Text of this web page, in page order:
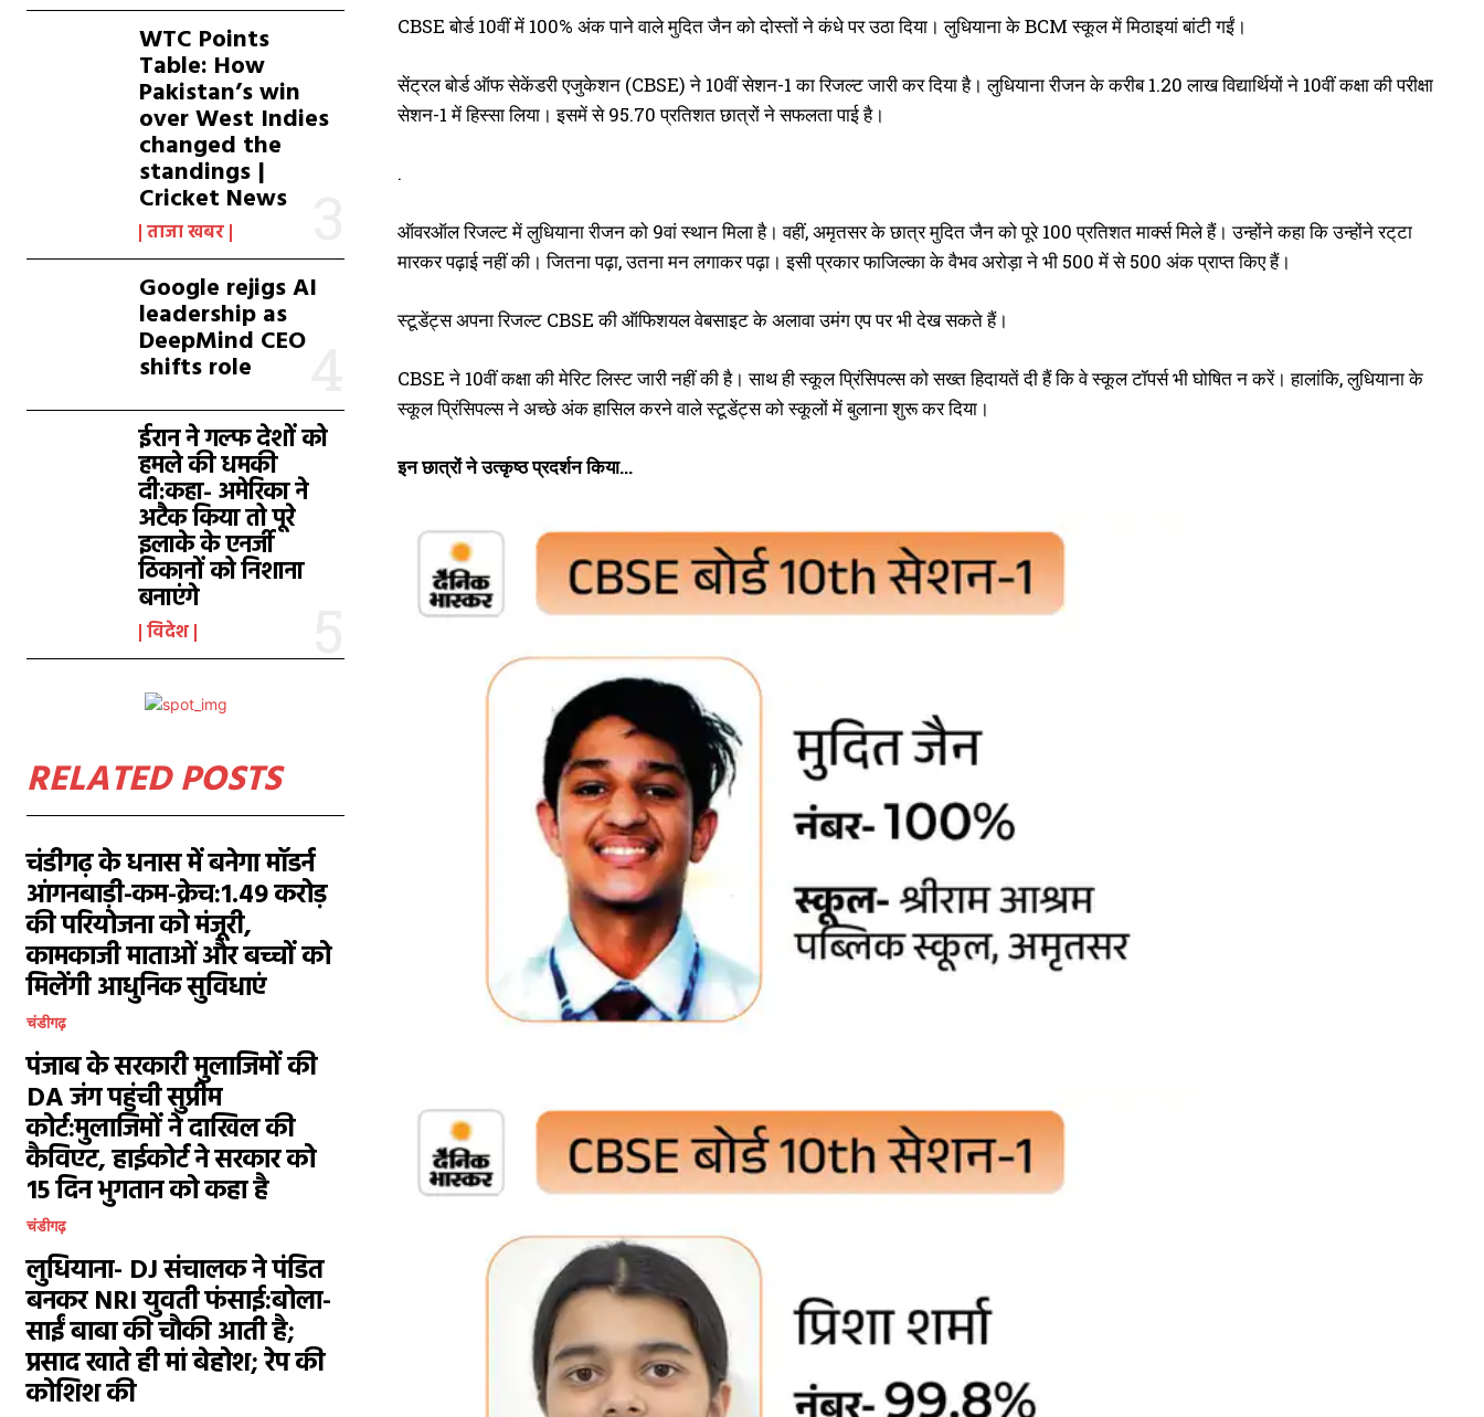
WTC Points
Table: How
Pakistan’s win
over West Indies
changed the
standings |
Cricket News
ताजा खबर
Google rejigs AI
leadership as
DeepMind CEO
shifts role
ईरान ने गल्फ देशों को
हमले की धमकी
दी:कहा- अमेरिका ने
अटैक किया तो पूरे
इलाके के एनर्जी
ठिकानों को निशाना
बनाएंगे
विदेश
RELATED POSTS
चंडीगढ़ के धनास में बनेगा मॉडर्न
आंगनबाड़ी-कम-क्रेच:1.49 करोड़
की परियोजना को मंजूरी,
कामकाजी माताओं और बच्चों को
मिलेंगी आधुनिक सुविधाएं
चंडीगढ़
पंजाब के सरकारी मुलाजिमों की
DA जंग पहुंची सुप्रीम
कोर्ट:मुलाजिमों ने दाखिल की
कैविएट, हाईकोर्ट ने सरकार को
15 दिन भुगतान को कहा है
चंडीगढ़
लुधियाना- DJ संचालक ने पंडित
बनकर NRI युवती फंसाई:बोला-
साईं बाबा की चौकी आती है;
प्रसाद खाते ही मां बेहोश; रेप की
कोशिश की
CBSE बोर्ड 10वीं में 100% अंक पाने वाले मुदित जैन को दोस्तों ने कंधे पर उठा दिया। लुधियाना के BCM स्कूल में मिठाइयां बांटी गईं।
सेंट्रल बोर्ड ऑफ सेकेंडरी एजुकेशन (CBSE) ने 10वीं सेशन-1 का रिजल्ट जारी कर दिया है। लुधियाना रीजन के करीब 1.20 लाख विद्यार्थियों ने 10वीं कक्षा की परीक्षा
सेशन-1 में हिस्सा लिया। इसमें से 95.70 प्रतिशत छात्रों ने सफलता पाई है।
.
ऑवरऑल रिजल्ट में लुधियाना रीजन को 9वां स्थान मिला है। वहीं, अमृतसर के छात्र मुदित जैन को पूरे 100 प्रतिशत मार्क्स मिले हैं। उन्होंने कहा कि उन्होंने रट्‌टा
मारकर पढ़ाई नहीं की। जितना पढ़ा, उतना मन लगाकर पढ़ा। इसी प्रकार फाजिल्का के वैभव अरोड़ा ने भी 500 में से 500 अंक प्राप्त किए हैं।
स्टूडेंट्स अपना रिजल्ट CBSE की ऑफिशयल वेबसाइट के अलावा उमंग एप पर भी देख सकते हैं।
CBSE ने 10वीं कक्षा की मेरिट लिस्ट जारी नहीं की है। साथ ही स्कूल प्रिंसिपल्स को सख्त हिदायतें दी हैं कि वे स्कूल टॉपर्स भी घोषित न करें। हालांकि, लुधियाना के
स्कूल प्रिंसिपल्स ने अच्छे अंक हासिल करने वाले स्टूडेंट्स को स्कूलों में बुलाना शुरू कर दिया।
इन छात्रों ने उत्कृष्ठ प्रदर्शन किया…